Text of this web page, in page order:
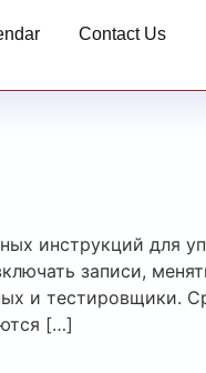
Contact Us
инструкций для
записи,
и тестировщики.
[…]